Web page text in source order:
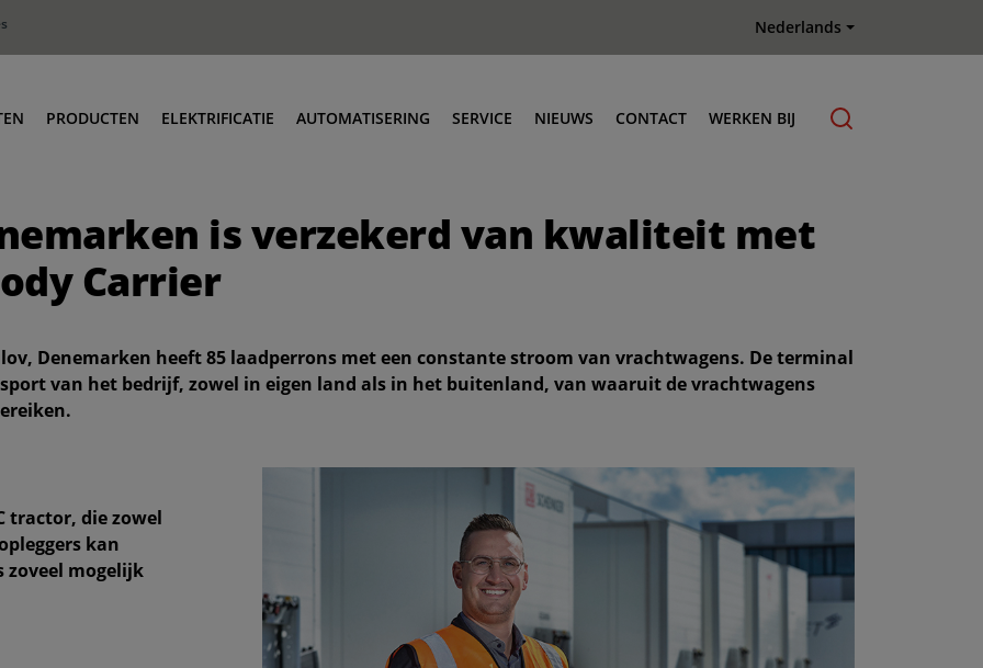
Nederlands
& Recycling
PRODUCTEN
Roro & industriële trekkers
Lage instap trekkers
Body Carriers
Weg/spoor trekkers
Heftrucks I Reach Stackers
ELEKTRIFICATIE AUTOMATISERING SERVICE
Originele onderdelen
Terberg Used Equipment
NIEUWS CONTACT WERKEN BIJ
is verzekerd van kwaliteit met
Carrier
Denemarken heeft 85 laadperrons met een constante stroom van vrachtwagens. De terminal
van het bedrijf, zowel in eigen land als in het buitenland, van waaruit de vrachtwagens
tractor, die zowel
kan
mogelijk